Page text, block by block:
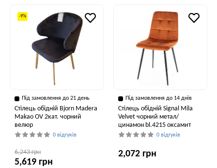
-9%
Під замовлення до 21 день
Стілець обідній Bjorn Madera
Makao OV 2кат. чорний
велюр
0 відгуків
6,243 грн
5,619 грн
Під замовлення до 14 днів
Стілець обідній Signal Mila
Velvet чорний метал/
цинамон bl.4215 оксамит
0 відгуків
2,072 грн